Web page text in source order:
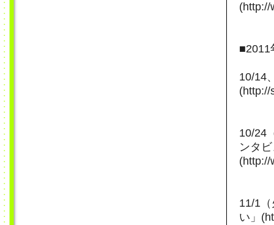
(http://
■2011
10/14
(http://
10/24
ンタ
(http://
11/1
い」